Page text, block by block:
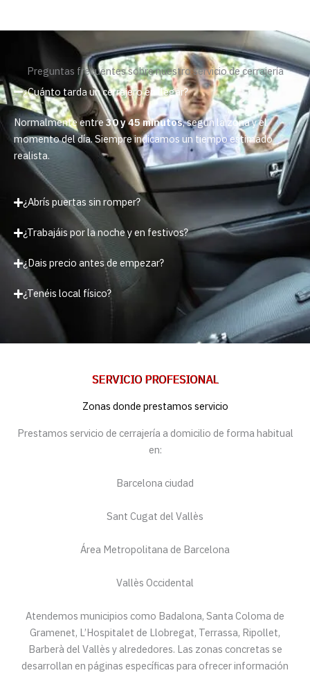
Preguntas frecuentes sobre nuestro servicio de cerrajería
¿Cuánto tarda un cerrajero en llegar?
Normalmente entre30 y 45 minutos, según la zona y el
momento del día. Siempre indicamos un tiempo estimado
realista.
¿Abrís puertas sin romper?
¿Trabajáis por la noche y en festivos?
¿Dais precio antes de empezar?
¿Tenéis local físico?
SERVICIO PROFESIONAL
Zonas donde prestamos servicio
Prestamos servicio de cerrajería a domicilio de forma habitual
en:
Barcelona ciudad
Sant Cugat del Vallès
Área Metropolitana de Barcelona
Vallès Occidental
Atendemos municipios como Badalona, Santa Coloma de
Gramenet, L’Hospitalet de Llobregat, Terrassa, Ripollet,
Barberà del Vallès y alrededores. Las zonas concretas se
desarrollan en páginas específicas para ofrecer información